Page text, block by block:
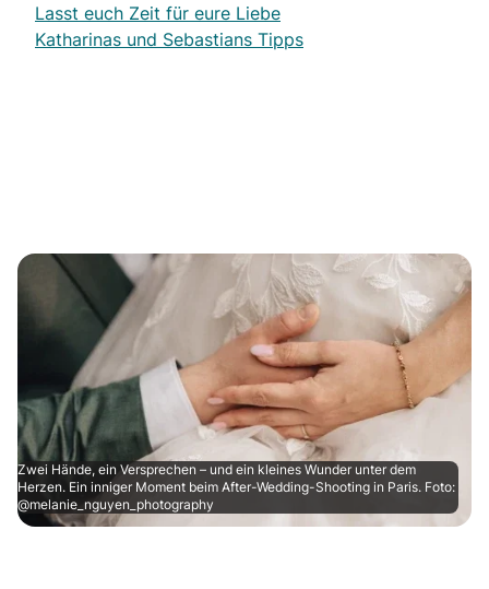
Lasst euch Zeit für eure Liebe
Katharinas und Sebastians Tipps
Zwei Hände, ein Versprechen – und ein kleines Wunder unter dem
Herzen. Ein inniger Moment beim After-Wedding-Shooting in Paris. Foto:
@melanie_nguyen_photography